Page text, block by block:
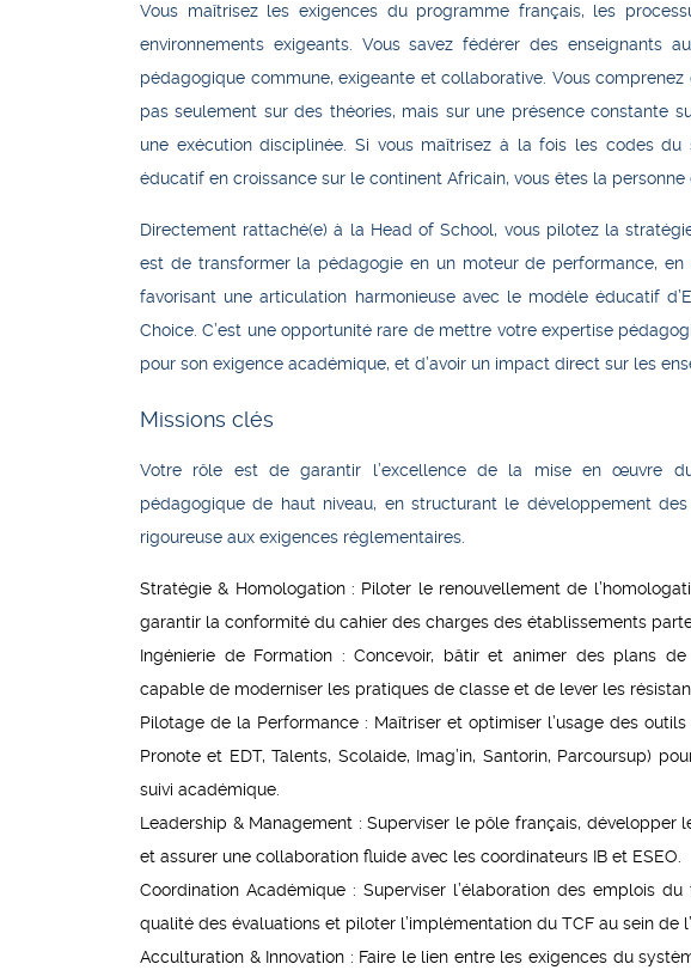
Vous maîtrisez les exigences du programme français, les
environnements exigeants. Vous savez fédérer des enseignants
pédagogique commune, exigeante et collaborative. Vous
pas seulement sur des théories, mais sur une présence constante
une exécution disciplinée. Si vous maîtrisez à la fois les codes
éducatif en croissance sur le continent Africain, vous êtes la personne
Directement rattaché(e) à la Head of School, vous pilotez la
est de transformer la pédagogie en un moteur de performance, en
favorisant une articulation harmonieuse avec le modèle éducatif
Choice. C’est une opportunité rare de mettre votre expertise
pour son exigence académique, et d’avoir un impact direct sur les
Missions clés
Votre rôle est de garantir l’excellence de la mise en œuvre
pédagogique de haut niveau, en structurant le développement
rigoureuse aux exigences réglementaires.
Stratégie & Homologation : Piloter le renouvellement de
garantir la conformité du cahier des charges des établissements
Ingénierie de Formation :Concevoir, bâtir et animer des plans
capable de moderniser les pratiques de classe et de lever les
Pilotage de la Performance : Maîtriser et optimiser l’usage des
Pronote et EDT, Talents, Scolaide, Imag’in, Santorin, Parcoursup)
suivi académique.
Leadership & Management :Superviser le pôle français, développer
et assurer une collaboration fluide avec les coordinateurs IB et ESEO.
Coordination Académique :Superviser l’élaboration des emplois
qualité des évaluations et piloter l’implémentation du TCF au sein de
Acculturation & Innovation : Faire le lien entre les exigences du